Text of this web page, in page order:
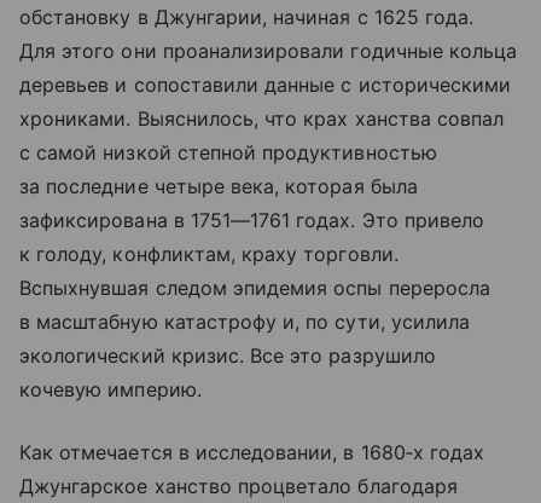
обстановку в Джунгарии, начиная с 1625 года.
Для этого они проанализировали годичные кольца
деревьев и сопоставили данные с историческими
хрониками. Выяснилось, что крах ханства совпал
с самой низкой степной продуктивностью
за последние четыре века, которая была
зафиксирована в 1751—1761 годах. Это привело
к голоду, конфликтам, краху торговли.
Вспыхнувшая следом эпидемия оспы переросла
в масштабную катастрофу и, по сути, усилила
экологический кризис. Все это разрушило
кочевую империю.
Как отмечается в исследовании, в 1680‑х годах
Джунгарское ханство процветало благодаря